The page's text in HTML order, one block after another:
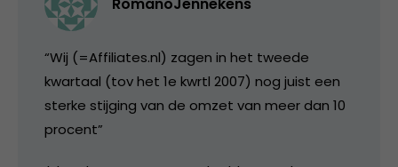
“Wij (=Affiliates.nl) zagen in het tweede
kwartaal (tov het 1e kwrtl 2007) nog juist een
sterke stijging van de omzet van meer dan 10
procent”